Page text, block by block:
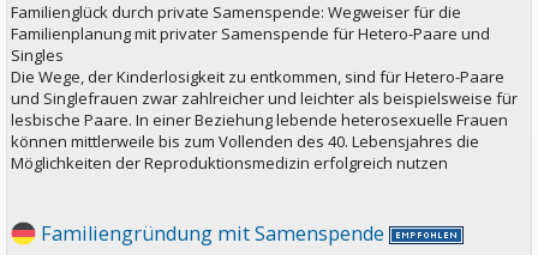
Familienglück durch private Samenspende: Wegweiser für die
Familienplanung mit privater Samenspende für Hetero-Paare und
Singles
Die Wege, der Kinderlosigkeit zu entkommen, sind für Hetero-Paare
und Singlefrauen zwar zahlreicher und leichter als beispielsweise für
lesbische Paare. In einer Beziehung lebende heterosexuelle Frauen
können mittlerweile bis zum Vollenden des 40. Lebensjahres die
Möglichkeiten der Reproduktionsmedizin erfolgreich nutzen
Familiengründung mit Samenspende